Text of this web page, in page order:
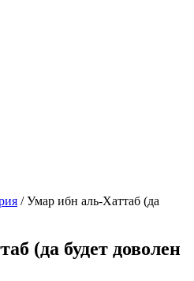
/Умар ибн аль-Хаттаб (да
(да будет доволен